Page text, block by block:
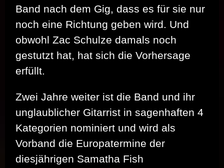
Band nach dem Gig, dass es für sie nur
noch eine Richtung geben wird. Und
obwohl Zac Schulze damals noch
gestutzt hat, hat sich die Vorhersage
erfüllt.
Zwei Jahre weiter ist die Band und ihr
unglaublicher Gitarrist in sagenhaften 4
Kategorien nominiert und wird als
Vorband die Europatermine der
diesjährigen Samatha Fish